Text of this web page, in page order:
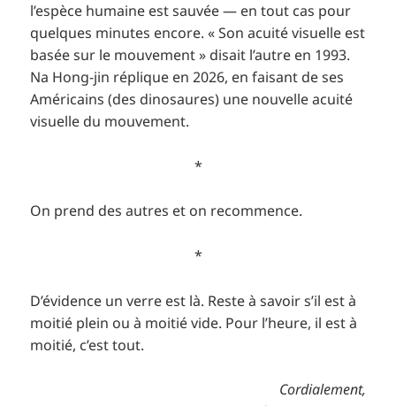
l’espèce humaine est sauvée — en tout cas pour
quelques minutes encore. « Son acuité visuelle est
basée sur le mouvement » disait l’autre en 1993.
Na Hong-jin réplique en 2026, en faisant de ses
Américains (des dinosaures) une nouvelle acuité
visuelle du mouvement.
*
On prend des autres et on recommence.
*
D’évidence un verre est là. Reste à savoir s’il est à
moitié plein ou à moitié vide. Pour l’heure, il est à
moitié, c’est tout.
Cordialement,